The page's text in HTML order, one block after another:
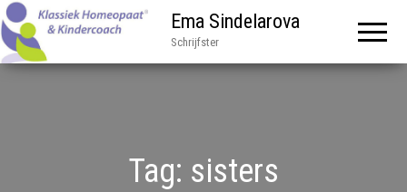
Ema Sindelarova
Schrijfster
Tag: sisters